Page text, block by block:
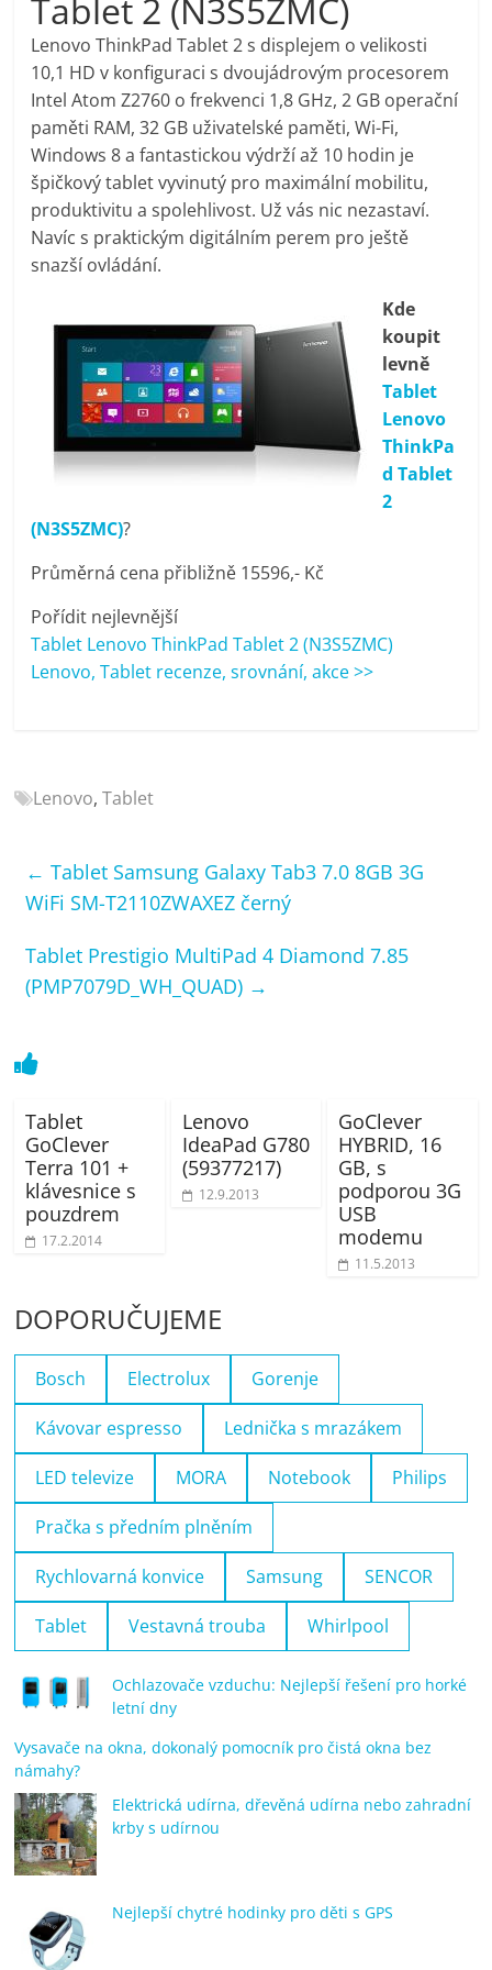
pračky,
televize,
notebooky,
mobilní
telefony,
kávovary,
bazény
Nejlepší
elektronika
Elektro
recenze,
pračky,
televize,
notebooky,
Tablet 2 (N3S5ZMC)
Lenovo ThinkPad Tablet 2 s displejem o velikosti
10,1 HD v konfiguraci s dvoujádrovým procesorem
Intel Atom Z2760 o frekvenci 1,8 GHz, 2 GB operační
paměti RAM, 32 GB uživatelské paměti, Wi-Fi,
Windows 8 a fantastickou výdrží až 10 hodin je
špičkový tablet vyvinutý pro maximální mobilitu,
produktivitu a spolehlivost. Už vás nic nezastaví.
Navíc s praktickým digitálním perem pro ještě
snazší ovládání.
Kde
koupit
levně
Tablet
Lenovo
ThinkPa
d Tablet
2
(N3S5ZMC)?
Průměrná cena přibližně 15596,- Kč
Pořídit nejlevnější
Tablet Lenovo ThinkPad Tablet 2 (N3S5ZMC)
Lenovo, Tablet recenze, srovnání, akce >>
Lenovo,Tablet
← Tablet Samsung Galaxy Tab3 7.0 8GB 3G
WiFi SM-T2110ZWAXEZ černý
Tablet Prestigio MultiPad 4 Diamond 7.85
(PMP7079D_WH_QUAD) →
Tablet
GoClever
Terra 101 +
klávesnice s
pouzdrem
17.2.2014
Lenovo
IdeaPad G780
(59377217)
12.9.2013
GoClever
HYBRID, 16
GB, s
podporou 3G
USB
modemu
11.5.2013
DOPORUČUJEME
Bosch Electrolux Gorenje
Kávovar espresso Lednička s mrazákem
LED televize MORA Notebook Philips
Pračka s předním plněním
Rychlovarná konvice Samsung SENCOR
Tablet Vestavná trouba Whirlpool
Ochlazovače vzduchu: Nejlepší řešení pro horké
letní dny
Vysavače na okna, dokonalý pomocník pro čistá okna bez
námahy?
Elektrická udírna, dřevěná udírna nebo zahradní
krby s udírnou
Nejlepší chytré hodinky pro děti s GPS